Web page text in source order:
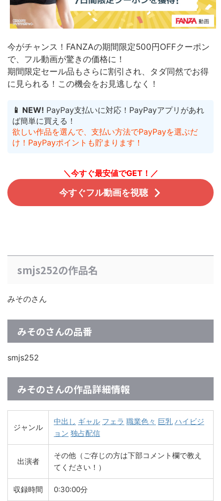
今がチャンス！FANZAの期間限定500円OFFクーポン
で、フル動画が驚きの価格に！
期間限定セール品もさらに割引され、タダ同然でお得
に見られる！ この機会をお見逃しなく！
📱 NEW! PayPay支払いに対応！PayPayアプリがあれ
ば簡単に買える！
欲しい作品を選んで、支払い方法でPayPayを選ぶだ
け！PayPayポイントも貯まります！
＼今すぐ最安値でGET！／
今すぐフル動画を視聴
smjs252の作品名
みそのさん
みそのさんの品番
smjs252
みそのさんの作品詳細情報
ジャンル
中出し ギャル フェラ 職業色々 巨乳 ハイビジ
ョン 独占配信
出演者
その他（ご存じの方は下部コメント欄で教え
てください！）
収録時間 0:30:00分